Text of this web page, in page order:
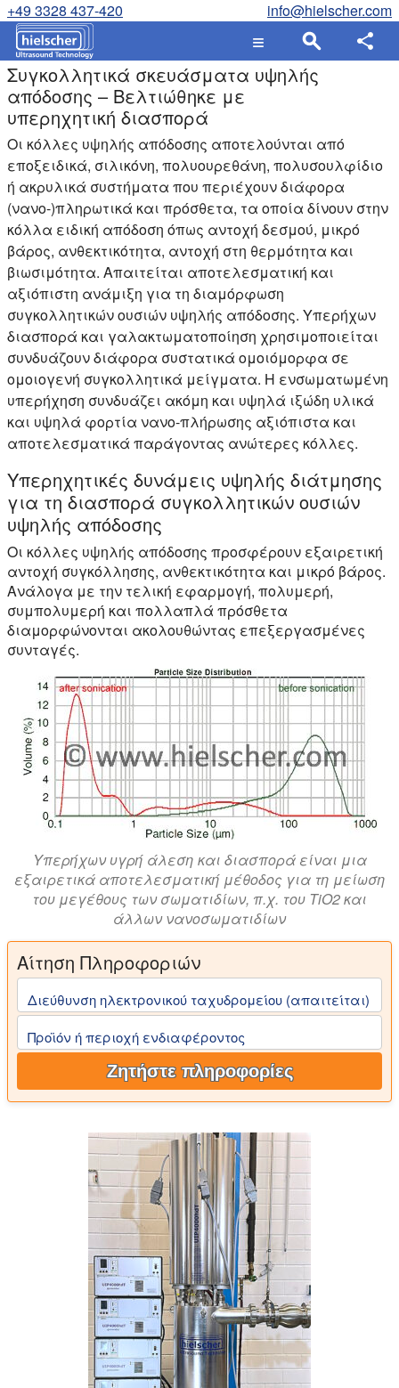
+49 3328 437-420 info@hielscher.com
Συγκολλητικά σκευάσματα υψηλής
απόδοσης – Βελτιώθηκε με
υπερηχητική διασπορά
Οι κόλλες υψηλής απόδοσης αποτελούνται από
εποξειδικά, σιλικόνη, πολυουρεθάνη, πολυσουλφίδιο
ή ακρυλικά συστήματα που περιέχουν διάφορα
(νανο-)πληρωτικά και πρόσθετα, τα οποία δίνουν στην
κόλλα ειδική απόδοση όπως αντοχή δεσμού, μικρό
βάρος, ανθεκτικότητα, αντοχή στη θερμότητα και
βιωσιμότητα. Απαιτείται αποτελεσματική και
αξιόπιστη ανάμιξη για τη διαμόρφωση
συγκολλητικών ουσιών υψηλής απόδοσης. Υπερήχων
διασπορά και γαλακτωματοποίηση χρησιμοποιείται
συνδυάζουν διάφορα συστατικά ομοιόμορφα σε
ομοιογενή συγκολλητικά μείγματα. Η ενσωματωμένη
υπερήχηση συνδυάζει ακόμη και υψηλά ιξώδη υλικά
και υψηλά φορτία νανο-πλήρωσης αξιόπιστα και
αποτελεσματικά παράγοντας ανώτερες κόλλες.
Υπερηχητικές δυνάμεις υψηλής διάτμησης
για τη διασπορά συγκολλητικών ουσιών
υψηλής απόδοσης
Οι κόλλες υψηλής απόδοσης προσφέρουν εξαιρετική
αντοχή συγκόλλησης, ανθεκτικότητα και μικρό βάρος.
Ανάλογα με την τελική εφαρμογή, πολυμερή,
συμπολυμερή και πολλαπλά πρόσθετα
διαμορφώνονται ακολουθώντας επεξεργασμένες
συνταγές.
Υπερήχων υγρή άλεση και διασπορά είναι μια
εξαιρετικά αποτελεσματική μέθοδος για τη μείωση
του μεγέθους των σωματιδίων, π.χ. του TiO2 και
άλλων νανοσωματιδίων
Αίτηση Πληροφοριών
Διεύθυνση ηλεκτρονικού ταχυδρομείου (απαιτείται)
Προϊόν ή περιοχή ενδιαφέροντος
Ζητήστε πληροφορίες